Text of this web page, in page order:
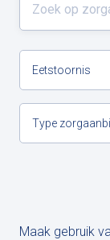
Eetstoornis
Type
Maak gebruik